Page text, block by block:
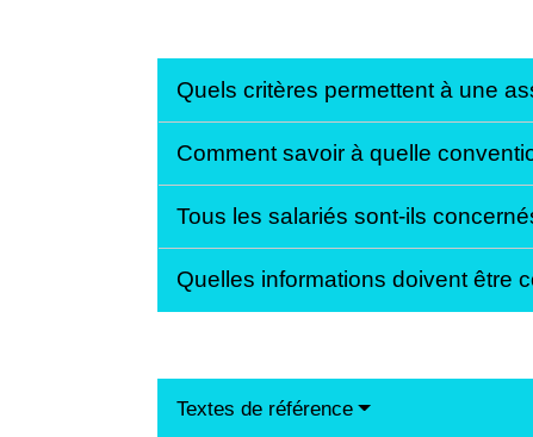
Quels critères permettent à une
Comment savoir à quelle
Tous les salariés sont-ils
Quelles informations doivent être
Textes de référence